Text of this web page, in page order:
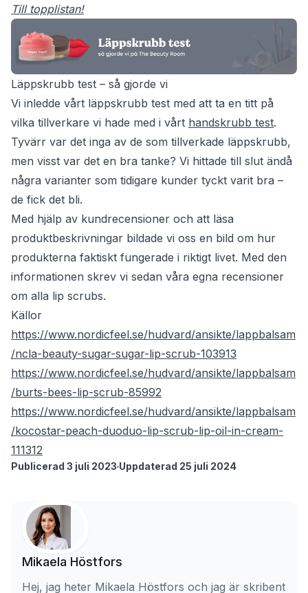
Till topplistan!
Läppskrubb test – så gjorde vi
Vi inledde vårt läppskrubb test med att ta en titt på
vilka tillverkare vi hade med i vårt handskrubb test.
Tyvärr var det inga av de som tillverkade läppskrubb,
men visst var det en bra tanke? Vi hittade till slut ändå
några varianter som tidigare kunder tyckt varit bra –
de fick det bli.
Med hjälp av kundrecensioner och att läsa
produktbeskrivningar bildade vi oss en bild om hur
produkterna faktiskt fungerade i riktigt livet. Med den
informationen skrev vi sedan våra egna recensioner
om alla lip scrubs.
Källor
https://www.nordicfeel.se/hudvard/ansikte/lappbalsam
/ncla-beauty-sugar-sugar-lip-scrub-103913
https://www.nordicfeel.se/hudvard/ansikte/lappbalsam
/burts-bees-lip-scrub-85992
https://www.nordicfeel.se/hudvard/ansikte/lappbalsam
/kocostar-peach-duoduo-lip-scrub-lip-oil-in-cream-
111312
Publicerad 3 juli 2023 Uppdaterad 25 juli 2024
Mikaela Höstfors
Hej, jag heter Mikaela Höstfors och jag är skribent